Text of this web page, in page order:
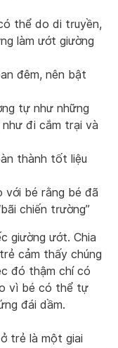
thể do di truyền,
làm ướt giường
đêm, nên bật
tự như những
đi cắm trại và
thành tốt liệu
với bé rằng bé đã
chiến trường”
giường ướt. Chia
cảm thấy chúng
đó thậm chí có
vì bé có thể tự
đái dầm.
trẻ là một giai